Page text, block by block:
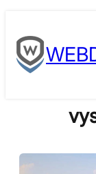
to
content